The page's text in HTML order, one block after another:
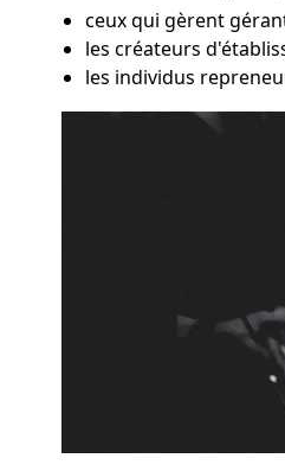
ceux qui gèrent
les créateurs
les individus